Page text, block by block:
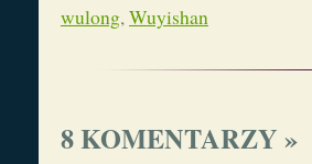
wulong,Wuyishan
8 KOMENTARZY »